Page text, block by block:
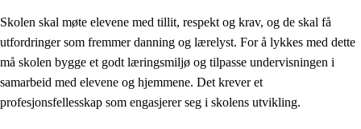
Skolen skal møte elevene med tillit, respekt og krav, og de skal få
utfordringer som fremmer danning og lærelyst. For å lykkes med dette
må skolen bygge et godt læringsmiljø og tilpasse undervisningen i
samarbeid med elevene og hjemmene. Det krever et
profesjonsfellesskap som engasjerer seg i skolens utvikling.